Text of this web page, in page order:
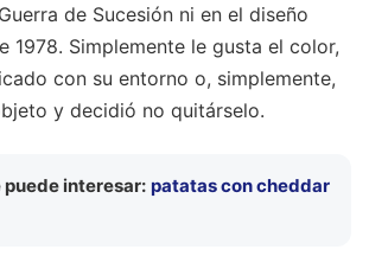
de Sucesión ni en el diseño
1978. Simplemente le gusta el color,
con su entorno o, simplemente,
y decidió no quitárselo.
puede interesar: patatas con cheddar